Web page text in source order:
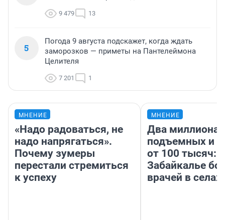
9 479 13
5
Погода 9 августа подскажет, когда ждать
заморозков — приметы на Пантелеймона
Целителя
7 201 1
МНЕНИЕ
«Надо радоваться, не
надо напрягаться».
Почему зумеры
перестали стремиться
к успеху
МНЕНИЕ
Два миллиона
подъемных и
от 100 тысяч:
Забайкалье
врачей в селах